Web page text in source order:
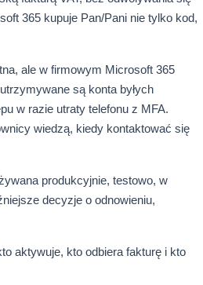
365 kupuje Pan/Pani nie tylko kod,
ale w firmowym Microsoft 365
są konta byłych
w razie utraty telefonu z MFA.
wiedzą, kiedy kontaktować się
produkcyjnie, testowo, w
decyzje o odnowieniu,
aktywuje, kto odbiera fakturę i kto